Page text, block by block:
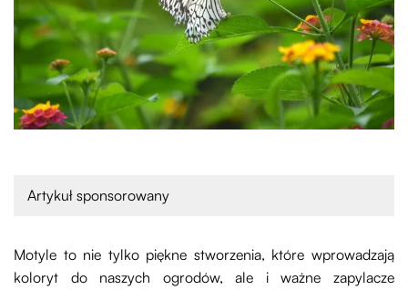
Artykuł sponsorowany
Motyle to nie tylko piękne stworzenia, które wprowadzają
koloryt do naszych ogrodów, ale i ważne zapylacze